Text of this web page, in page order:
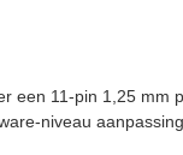
11-pin 1,25
niveau